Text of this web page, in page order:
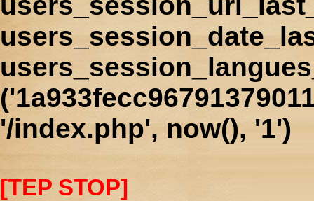
'/index.php', now(), '1')
[TEP STOP]